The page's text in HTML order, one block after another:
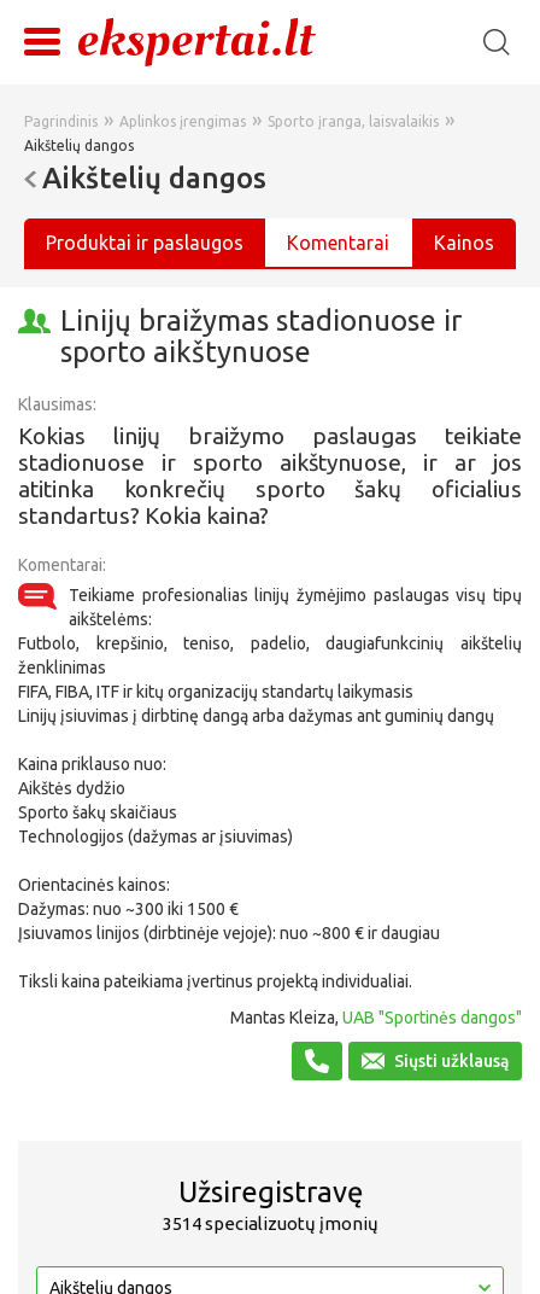
Pagrindinis » Aplinkos įrengimas » Sporto įranga, laisvalaikis »
Aikštelių dangos
Aikštelių dangos
Produktai ir paslaugos Komentarai Kainos
Linijų braižymas stadionuose ir
sporto aikštynuose
Klausimas:
Kokias linijų braižymo paslaugas teikiate
stadionuose ir sporto aikštynuose, ir ar jos
atitinka konkrečių sporto šakų oficialius
standartus? Kokia kaina?
Komentarai:
Teikiame profesionalias linijų žymėjimo paslaugas visų tipų
aikštelėms:
Futbolo, krepšinio, teniso, padelio, daugiafunkcinių aikštelių
ženklinimas
FIFA, FIBA, ITF ir kitų organizacijų standartų laikymasis
Linijų įsiuvimas į dirbtinę dangą arba dažymas ant guminių dangų
Kaina priklauso nuo:
Aikštės dydžio
Sporto šakų skaičiaus
Technologijos (dažymas ar įsiuvimas)
Orientacinės kainos:
Dažymas: nuo ~300 iki 1500 €
Įsiuvamos linijos (dirbtinėje vejoje): nuo ~800 € ir daugiau
Tiksli kaina pateikiama įvertinus projektą individualiai.
Mantas Kleiza, UAB "Sportinės dangos"
Siųsti užklausą
Užsiregistravę
3514 specializuotų įmonių